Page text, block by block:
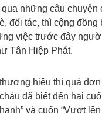
những câu
đối tác, thì cộng
việc trước đây
Tân Hiệp Phát.
hiệu thì quá
đã biết đến hai
và cuốn “Vượt